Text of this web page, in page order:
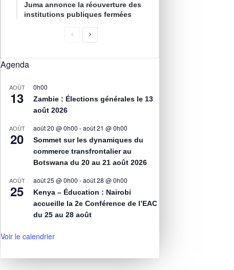
Juma annonce la réouverture des
institutions publiques fermées
Agenda
AOÛT
13
0h00
Zambie : Élections générales le 13
août 2026
AOÛT
20
août 20 @ 0h00 -août 21 @ 0h00
Sommet sur les dynamiques du
commerce transfrontalier au
Botswana du 20 au 21 août 2026
AOÛT
25
août 25 @ 0h00 -août 28 @ 0h00
Kenya – Éducation : Nairobi
accueille la 2e Conférence de l’EAC
du 25 au 28 août
Voir le calendrier